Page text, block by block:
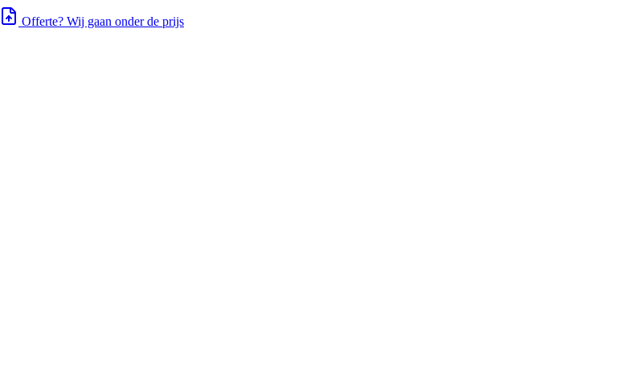
Offerte? Wij gaan onder de prijs